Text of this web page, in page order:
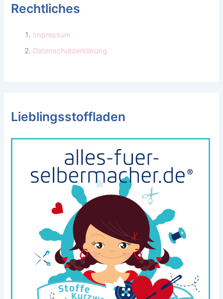
Rechtliches
Impressum
Datenschutzerklärung
Lieblingsstoffladen